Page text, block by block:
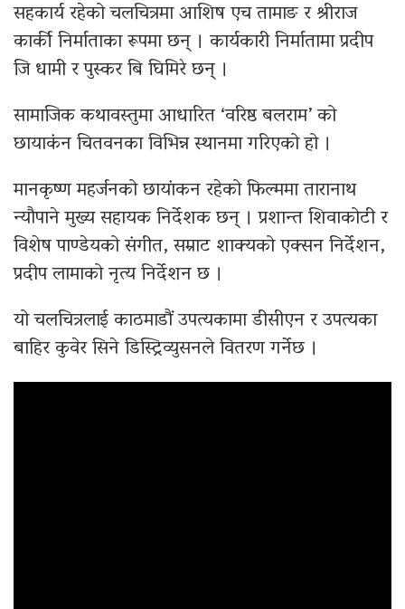
सहकार्य रहेको चलचित्रमा आशिष एच तामाङ र श्रीराज
कार्की निर्माताका रूपमा छन् । कार्यकारी निर्मातामा प्रदीप
जि धामी र पुस्कर बि घिमिरे छन् ।
सामाजिक कथावस्तुमा आधारित ‘वरिष्ठ बलराम’ को
छायाकंन चितवनका विभिन्न स्थानमा गरिएको हो ।
मानकृष्ण महर्जनको छायांकन रहेको फिल्ममा तारानाथ
न्यौपाने मुख्य सहायक निर्देशक छन् । प्रशान्त शिवाकोटी र
विशेष पाण्डेयको संगीत, सम्राट शाक्यको एक्सन निर्देशन,
प्रदीप लामाको नृत्य निर्देशन छ ।
यो चलचित्रलाई काठमाडौं उपत्यकामा डीसीएन र उपत्यका
बाहिर कुवेर सिने डिस्ट्रिव्युसनले वितरण गर्नेछ ।